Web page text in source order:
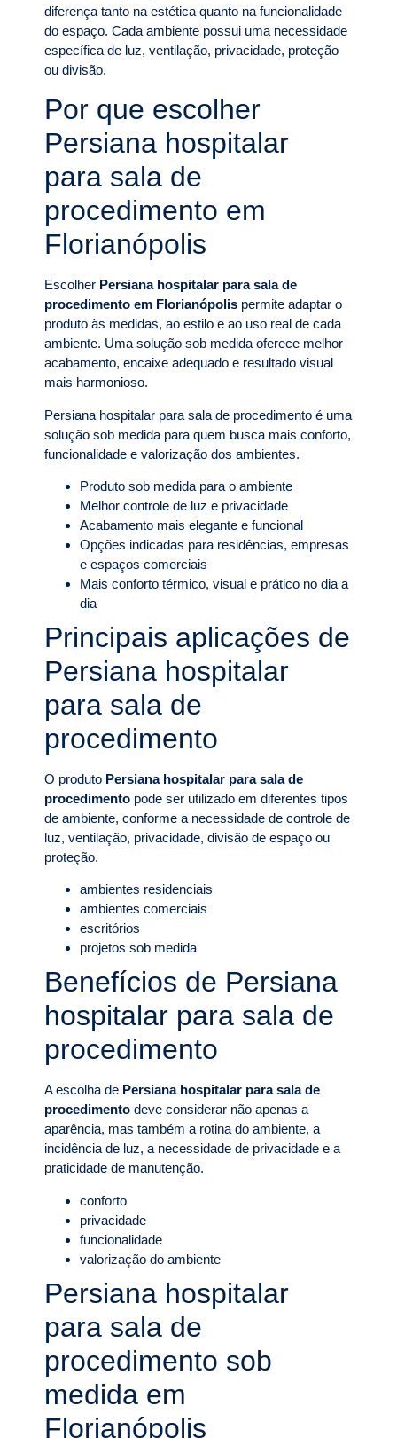
diferença tanto na estética quanto na funcionalidade
do espaço. Cada ambiente possui uma necessidade
específica de luz, ventilação, privacidade, proteção
ou divisão.
Por que escolher
Persiana hospitalar
para sala de
procedimento em
Florianópolis
Escolher Persiana hospitalar para sala de
procedimento em Florianópolis permite adaptar o
produto às medidas, ao estilo e ao uso real de cada
ambiente. Uma solução sob medida oferece melhor
acabamento, encaixe adequado e resultado visual
mais harmonioso.
Persiana hospitalar para sala de procedimento é uma
solução sob medida para quem busca mais conforto,
funcionalidade e valorização dos ambientes.
Produto sob medida para o ambiente
Melhor controle de luz e privacidade
Acabamento mais elegante e funcional
Opções indicadas para residências, empresas
e espaços comerciais
Mais conforto térmico, visual e prático no dia a
dia
Principais aplicações de
Persiana hospitalar
para sala de
procedimento
O produto Persiana hospitalar para sala de
procedimento pode ser utilizado em diferentes tipos
de ambiente, conforme a necessidade de controle de
luz, ventilação, privacidade, divisão de espaço ou
proteção.
ambientes residenciais
ambientes comerciais
escritórios
projetos sob medida
Benefícios de Persiana
hospitalar para sala de
procedimento
A escolha de Persiana hospitalar para sala de
procedimento deve considerar não apenas a
aparência, mas também a rotina do ambiente, a
incidência de luz, a necessidade de privacidade e a
praticidade de manutenção.
conforto
privacidade
funcionalidade
valorização do ambiente
Persiana hospitalar
para sala de
procedimento sob
medida em
Florianópolis